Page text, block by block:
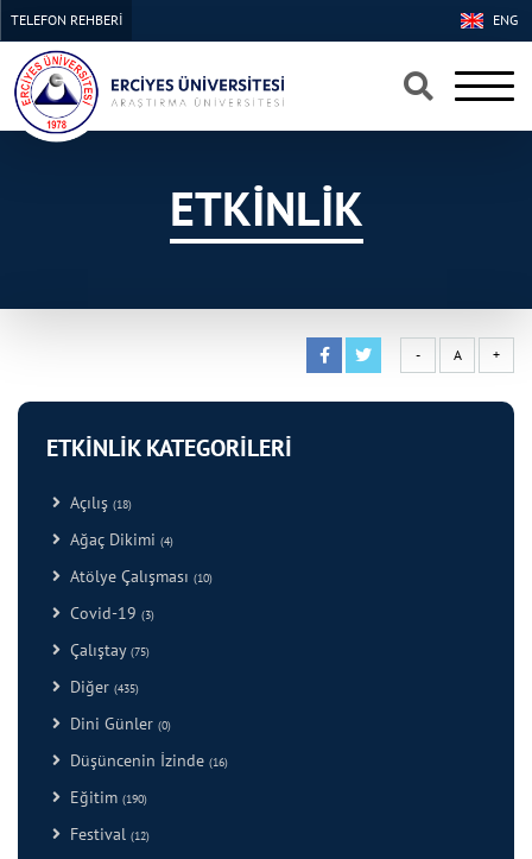
×
×
ENG
TELEFON REHBERİ
ETKİNLİK
- A +
ETKİNLİK KATEGORİLERİ
Açılış (18)
Ağaç Dikimi (4)
Atölye Çalışması (10)
Covid-19 (3)
Çalıştay (75)
Diğer (435)
Dini Günler (0)
Düşüncenin İzinde (16)
Eğitim (190)
Festival (12)